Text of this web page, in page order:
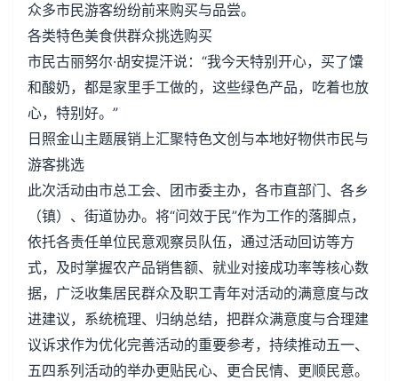
众多市民游客纷纷前来购买与品尝。
各类特色美食供群众挑选购买
市民古丽努尔·胡安提汗说：“我今天特别开心，买了馕
和酸奶，都是家里手工做的，这些绿色产品，吃着也放
心，特别好。”
日照金山主题展销上汇聚特色文创与本地好物供市民与
游客挑选
此次活动由市总工会、团市委主办，各市直部门、各乡
（镇）、街道协办。将“问效于民”作为工作的落脚点，
依托各责任单位民意观察员队伍，通过活动回访等方
式，及时掌握农产品销售额、就业对接成功率等核心数
据，广泛收集居民群众及职工青年对活动的满意度与改
进建议，系统梳理、归纳总结，把群众满意度与合理建
议诉求作为优化完善活动的重要参考，持续推动五一、
五四系列活动的举办更贴民心、更合民情、更顺民意。